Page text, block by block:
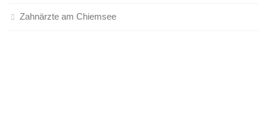
Zahnärzte am Chiemsee